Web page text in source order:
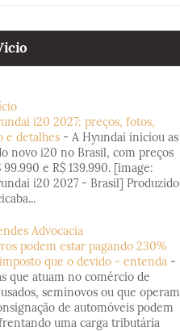
i20 2027: preços, fotos,
e detalhes - A Hyundai iniciou as
novo i20 no Brasil, com preços
e R$ 139.990. [image:
i20 2027 - Brasil] Produzido
Advocacia
podem estar pagando 230%
que o devido - entenda -
que atuam no comércio de
seminovos ou que operam
de automóveis podem
uma carga tributária